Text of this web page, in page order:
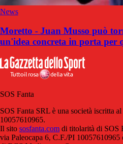
News
Moretto - Juan Musso può
un'idea concreta in porta per
SOS Fanta
SOS Fanta SRL è una società iscritta
10057610965.
Il sito sosfanta.com di titolarità di SOS
via Paleocapa 6, C.F./PI